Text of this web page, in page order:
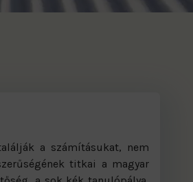
a számításukat, nem
titkai a magyar